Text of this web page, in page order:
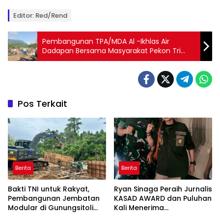
Editor: Red/rend
Pembangunan TPA/MDA Al -Ikhlas Air
Dadapan Bersama Masyarakat Pekon Tri
Mulyo Dimulai
Pos Terkait
Berita
Bakti TNI untuk Rakyat,
Pembangunan Jembatan
Modular di Gunungsitoli
Berita
Ryan Sinaga Peraih Jurnalis
KASAD AWARD dan Puluhan
Kali Menerima